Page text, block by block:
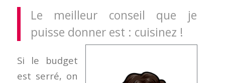
Le meilleur conseil que je
puisse donner est : cuisinez !
Si le budget
est serré, on